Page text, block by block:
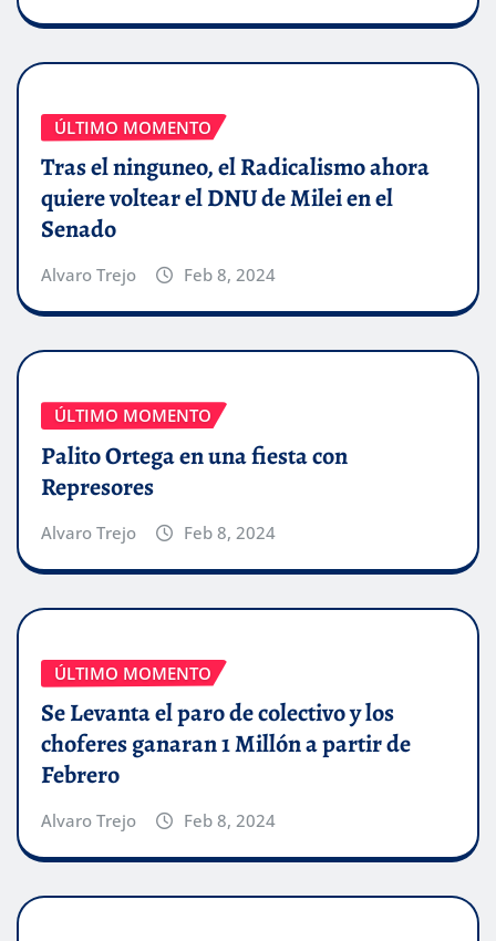
ÚLTIMO MOMENTO
Tras el ninguneo, el Radicalismo ahora
quiere voltear el DNU de Milei en el
Senado
Alvaro Trejo Feb 8, 2024
ÚLTIMO MOMENTO
Palito Ortega en una fiesta con
Represores
Alvaro Trejo Feb 8, 2024
ÚLTIMO MOMENTO
Se Levanta el paro de colectivo y los
choferes ganaran 1 Millón a partir de
Febrero
Alvaro Trejo Feb 8, 2024